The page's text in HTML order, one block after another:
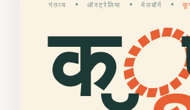
गंतव्य ऑस्ट्रेलिया मेलबॉर्न
कू